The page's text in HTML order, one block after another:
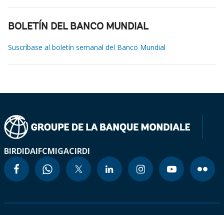
BOLETÍN DEL BANCO MUNDIAL
Suscríbase al boletín semanal del Banco Mundial
BIRDIDAIFCMIGACIRDI